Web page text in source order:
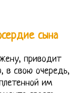
сына
приводит
в свою очередь,
им